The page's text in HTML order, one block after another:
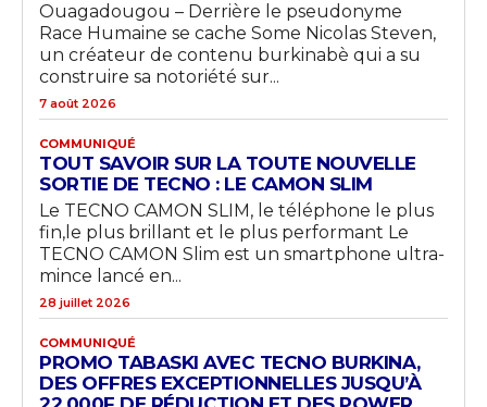
Ouagadougou – Derrière le pseudonyme
Race Humaine se cache Some Nicolas Steven,
un créateur de contenu burkinabè qui a su
construire sa notoriété sur...
7 août 2026
COMMUNIQUÉ
TOUT SAVOIR SUR LA TOUTE NOUVELLE
SORTIE DE TECNO : LE CAMON SLIM
Le TECNO CAMON SLIM, le téléphone le plus
fin,le plus brillant et le plus performant Le
TECNO CAMON Slim est un smartphone ultra-
mince lancé en...
28 juillet 2026
COMMUNIQUÉ
PROMO TABASKI AVEC TECNO BURKINA,
DES OFFRES EXCEPTIONNELLES JUSQU’À